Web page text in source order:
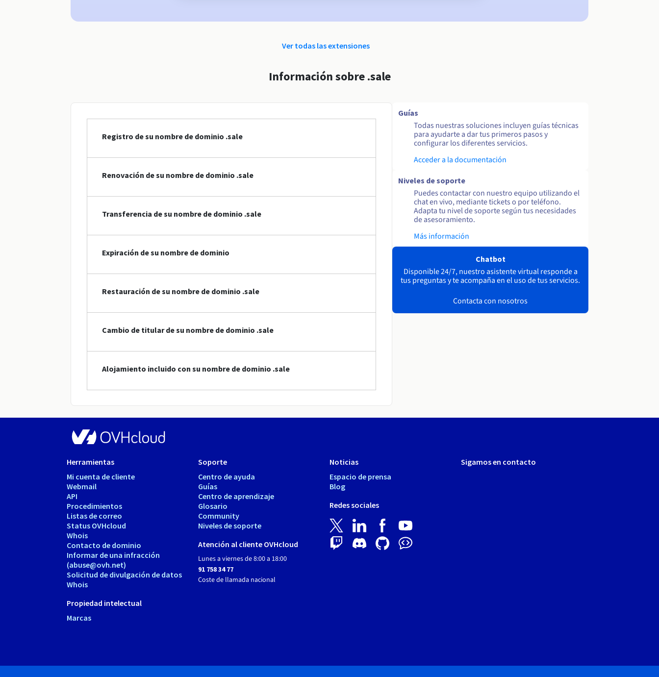
Ver todas las extensiones
Información sobre .sale
Registro de su nombre de dominio .sale
Renovación de su nombre de dominio .sale
Transferencia de su nombre de dominio .sale
Expiración de su nombre de dominio
Restauración de su nombre de dominio .sale
Cambio de titular de su nombre de dominio .sale
Alojamiento incluido con su nombre de dominio .sale
Guías
Todas nuestras soluciones incluyen guías técnicas
para ayudarte a dar tus primeros pasos y
configurar los diferentes servicios.
Acceder a la documentación
Niveles de soporte
Puedes contactar con nuestro equipo utilizando el
chat en vivo, mediante tickets o por teléfono.
Adapta tu nivel de soporte según tus necesidades
de asesoramiento.
Más información
Chatbot
Disponible 24/7, nuestro asistente virtual responde a
tus preguntas y te acompaña en el uso de tus servicios.
Contacta con nosotros
Herramientas
Mi cuenta de cliente
Webmail
API
Procedimientos
Listas de correo
Status OVHcloud
Whois
Contacto de dominio
Informar de una infracción
(abuse@ovh.net)
Solicitud de divulgación de datos
Whois
Propiedad intelectual
Marcas
Soporte
Centro de ayuda
Guías
Centro de aprendizaje
Glosario
Community
Niveles de soporte
Atención al cliente OVHcloud
Lunes a viernes de 8:00 a 18:00
91 758 34 77
Coste de llamada nacional
Noticias
Espacio de prensa
Blog
Redes sociales
Sigamos en contacto